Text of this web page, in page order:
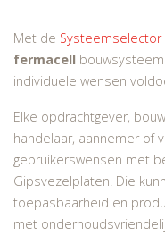
Met de Systeemselector
fermacell
individuele wensen
Elke opdrachtgever,
handelaar, aannemer of
gebruikerswensen met
Gipsvezelplaten. Die
toepasbaarheid en
met